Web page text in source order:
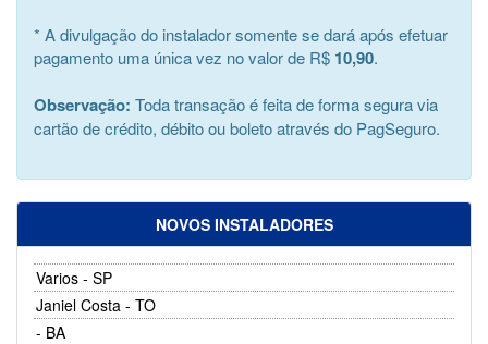
* A divulgação do instalador somente se dará após efetuar
pagamento uma única vez no valor de R$ 10,90.
Observação: Toda transação é feita de forma segura via
cartão de crédito, débito ou boleto através do PagSeguro.
NOVOS INSTALADORES
Varios - SP
Janiel Costa - TO
- BA